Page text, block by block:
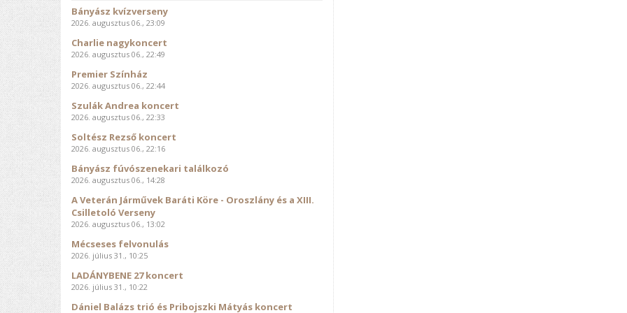
Bányász kvízverseny
2026. augusztus 06., 23:09
Charlie nagykoncert
2026. augusztus 06., 22:49
Premier Színház
2026. augusztus 06., 22:44
Szulák Andrea koncert
2026. augusztus 06., 22:33
Soltész Rezső koncert
2026. augusztus 06., 22:16
Bányász fúvószenekari találkozó
2026. augusztus 06., 14:28
A Veterán Járművek Baráti Köre - Oroszlány és a XIII.
Csilletoló Verseny
2026. augusztus 06., 13:02
Mécseses felvonulás
2026. július 31., 10:25
LADÁNYBENE 27 koncert
2026. július 31., 10:22
Dániel Balázs trió és Pribojszki Mátyás koncert